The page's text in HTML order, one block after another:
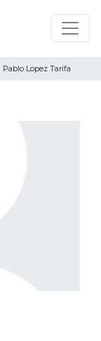
Pablo Lopez Tarifa